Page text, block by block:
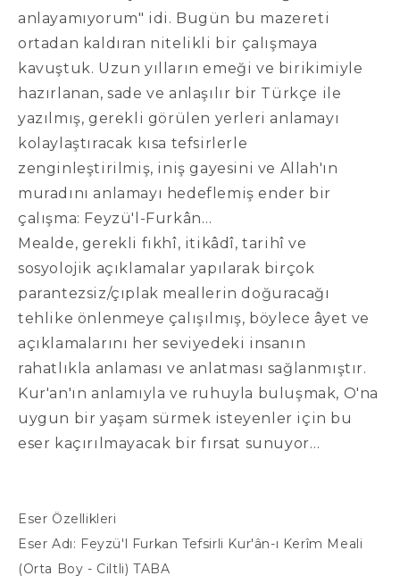
anlayamıyorum" idi. Bugün bu mazereti
ortadan kaldıran nitelikli bir çalışmaya
kavuştuk. Uzun yılların emeği ve birikimiyle
hazırlanan, sade ve anlaşılır bir Türkçe ile
yazılmış, gerekli görülen yerleri anlamayı
kolaylaştıracak kısa tefsirlerle
zenginleştirilmiş, iniş gayesini ve Allah'ın
muradını anlamayı hedeflemiş ender bir
çalışma: Feyzü'l-Furkân…
Mealde, gerekli fıkhî, itikâdî, tarihî ve
sosyolojik açıklamalar yapılarak birçok
parantezsiz/çıplak meallerin doğuracağı
tehlike önlenmeye çalışılmış, böylece âyet ve
açıklamalarını her seviyedeki insanın
rahatlıkla anlaması ve anlatması sağlanmıştır.
Kur'an'ın anlamıyla ve ruhuyla buluşmak, O'na
uygun bir yaşam sürmek isteyenler için bu
eser kaçırılmayacak bir fırsat sunuyor…
Eser Özellikleri
Eser Adı: Feyzü'l Furkan Tefsirli Kur'ân-ı Kerîm Meali
(Orta Boy - Ciltli) TABA